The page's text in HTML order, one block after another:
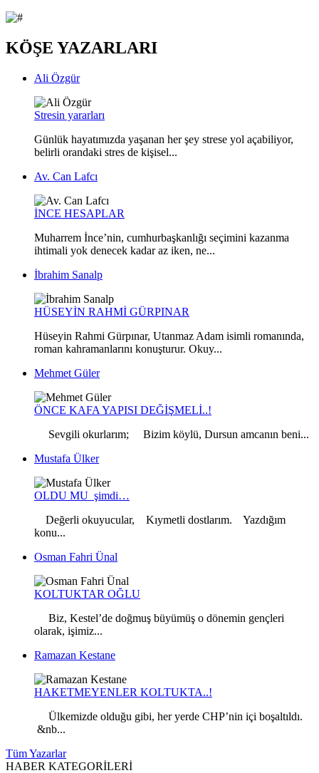
KÖŞE YAZARLARI
Ali Özgür
Stresin yararları
Günlük hayatımızda yaşanan her şey strese yol açabiliyor,
belirli orandaki stres de kişisel...
Av. Can Lafcı
İNCE HESAPLAR
Muharrem İnce’nin, cumhurbaşkanlığı seçimini kazanma
ihtimali yok denecek kadar az iken, ne...
İbrahim Sanalp
HÜSEYİN RAHMİ GÜRPINAR
Hüseyin Rahmi Gürpınar, Utanmaz Adam isimli romanında,
roman kahramanlarını konuşturur. Okuy...
Mehmet Güler
ÖNCE KAFA YAPISI DEĞİŞMELİ..!
Sevgili okurlarım; Bizim köylü, Dursun amcanın beni...
Mustafa Ülker
OLDU MU şimdi…
Değerli okuyucular, Kıymetli dostlarım. Yazdığım
konu...
Osman Fahri Ünal
KOLTUKTAR OĞLU
Biz, Kestel’de doğmuş büyümüş o dönemin gençleri
olarak, işimiz...
Ramazan Kestane
HAKETMEYENLER KOLTUKTA..!
Ülkemizde olduğu gibi, her yerde CHP’nin içi boşaltıldı.
&nb...
Tüm Yazarlar
HABER KATEGORİLERİ